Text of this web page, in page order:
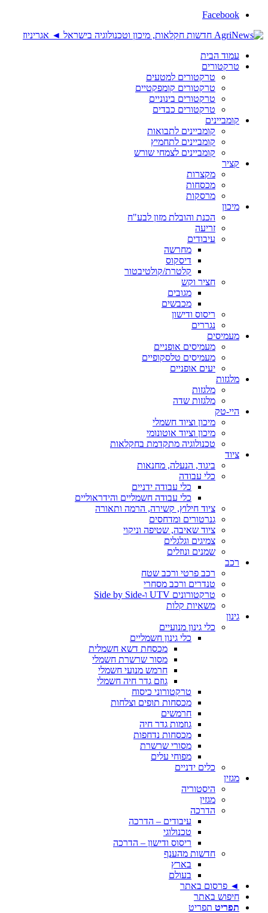
Facebook
עמוד הבית
טרקטורים
טרקטורים למטעים
טרקטורים קומפקטיים
טרקטורים בינוניים
טרקטורים כבדים
קומביינים
קומביינים לתבואות
קומביינים לתחמיץ
קומביינים לצמחי שורש
קציר
מקצרות
מכסחות
מרסקות
מיכון
הכנת והובלת מזון לבע"ח
זריעה
עיבודים
מחרשה
דיסקוס
קלטרת/קולטיבטור
חציר וקש
מגובים
מכבשים
ריסוס ודישון
נגררים
מעמיסים
מעמיסים אופניים
מעמיסים טלסקופיים
יעים אופניים
מלגזות
מלגזות
מלגזות שדה
היי-טק
מיכון וציוד חשמלי
מיכון וציוד אוטונומי
טכנולוגיה מתקדמת בחקלאות
ציוד
ביגוד, הנעלה, מחנאות
כלי עבודה
כלי עבודה ידניים
כלי עבודה חשמליים והידראוליים
ציוד חילוץ, קשירה, הרמה ותאורה
גנרטורים ומדחסים
ציוד שאיבה, שטיפה וניקוי
צמיגים וגלגלים
שמנים ונוזלים
רכב
רכב פרטי ורכב שטח
טנדרים ורכב מסחרי
טרקטורונים UTV ו-Side by Side
משאיות קלות
גינון
כלי גינון מנועיים
כלי גינון חשמליים
מכסחת דשא חשמלית
מסור שרשרת חשמלי
חרמש מנועי חשמלי
גוזם גדר חיה חשמלי
טרקטורוני כיסוח
מכסחות תופים וצלחות
חרמשים
גוזמות גדר חיה
מכסחות נדחפות
מסורי שרשרת
מפוחי עלים
כלים ידניים
מגזין
היסטוריה
מגזין
הדרכה
עיבודים – הדרכה
טכנולוגי
ריסוס ודישון – הדרכה
חדשות מהענף
בארץ
בעולם
◄ פרסום באתר
חיפוש באתר
תפריט תפריט